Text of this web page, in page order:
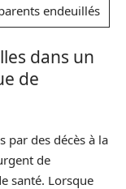
endeuillés
dans un
de
par des décès à la
de
santé. Lorsque